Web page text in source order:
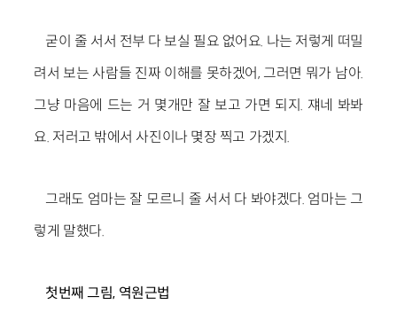
굳이 줄 서서 전부 다 보실 필요 없어요. 나는 저렇게 떠밀
려서 보는 사람들 진짜 이해를 못하겠어, 그러면 뭐가 남아.
그냥 마음에 드는 거 몇개만 잘 보고 가면 되지. 쟤네 봐봐
요. 저러고 밖에서 사진이나 몇장 찍고 가겠지.
그래도 엄마는 잘 모르니 줄 서서 다 봐야겠다. 엄마는 그
렇게 말했다.
첫번째 그림, 역원근법